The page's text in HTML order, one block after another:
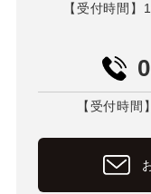
【受付時間
【受付時